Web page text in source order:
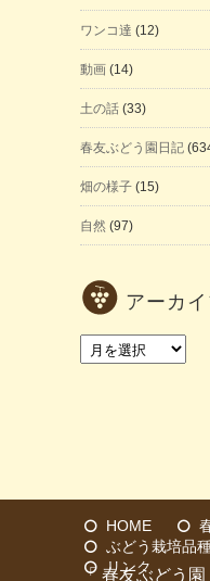
ワンコ達 (12)
動画 (14)
土の話 (33)
春友ぶどう園日記
畑の様子 (15)
自然 (97)
アーカ
ア
HOME
ぶどう栽培品
リンク
「 春友ぶどう園